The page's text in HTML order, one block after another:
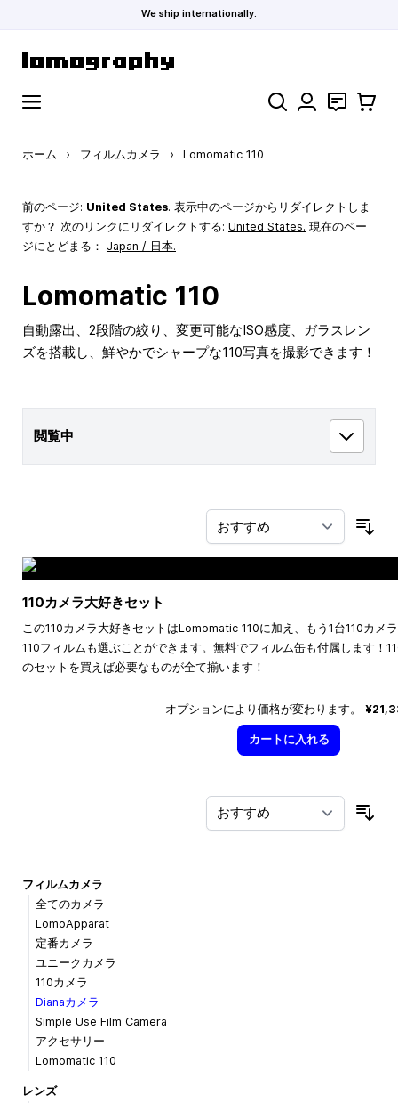
We ship internationally.
検索 お問い合わ
カート
ホーム › フィルムカメラ › Lomomatic 110
前のページ: United States. 表示中のページからリダイレクトしま
すか？ 次のリンクにリダイレクトする: United States. 現在のペー
ジにとどまる： Japan / 日本.
Lomomatic 110
自動露出、2段階の絞り、変更可能なISO感度、ガラスレン
ズを搭載し、鮮やかでシャープな110写真を撮影できます！
閲覧中
110カメラ大好きセット
この110カメラ大好きセットはLomomatic 110に加え、もう1台110カメ
110フィルムも選ぶことができます。無料でフィルム缶も付属します！
のセットを買えば必要なものが全て揃います！
オプションにより価格が変わります。
カートに入れる
フィルムカメラ
全てのカメラ
LomoApparat
定番カメラ
ユニークカメラ
110カメラ
Dianaカメラ
Simple Use Film Camera
アクセサリー
Lomomatic 110
レンズ